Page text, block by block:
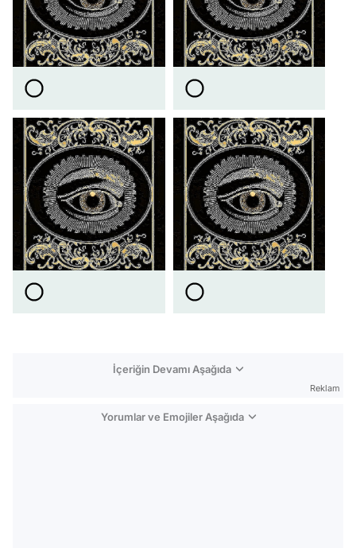
İçeriğin Devamı Aşağıda
Reklam
Yorumlar ve Emojiler Aşağıda